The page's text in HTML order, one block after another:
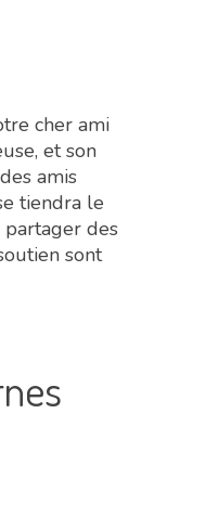
cher ami
et son
amis
tiendra le
des
sont